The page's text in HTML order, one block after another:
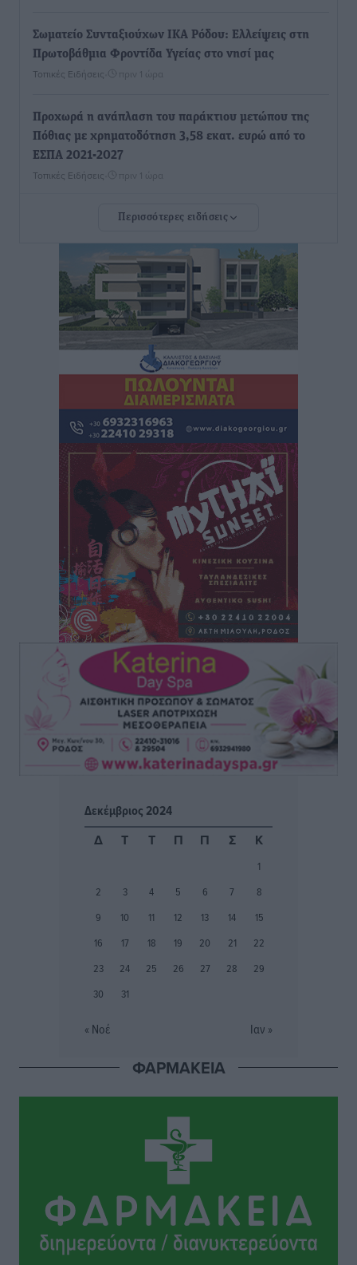
Σωματείο Συνταξιούχων ΙΚΑ Ρόδου: Ελλείψεις στη
Πρωτοβάθμια Φροντίδα Υγείας στο νησί μας
Τοπικές Ειδήσεις πριν 1 ώρα
Προχωρά η ανάπλαση του παράκτιου μετώπου της
Πόθιας με χρηματοδότηση 3,58 εκατ. ευρώ από το
ΕΣΠΑ 2021-2027
Τοπικές Ειδήσεις πριν 1 ώρα
Την Παρασκευή 21 Αυγούστου η τελετή εγκαινίων
Γενναδίου παρουσία του Άδωνι Γεωργιάδη
Τοπικές Ειδήσεις• πριν 2 ώρες
Στη Λέρο ο πρόεδρος του ΠΑΣΟΚ Νίκος Ανδρουλάκης
πριν 2 ώρες
Στα 2-2,35 GW ο στόχος για τα πρώτα υπεράκτια
αιολικά πάρκα που θα λειτουργήσουν στη χώρα μας
• πριν 3 ώρες
Η Ελλάδα κρατά το τουριστικό momentum, παρά τις
γεωπολιτικές αναταράξεις
πριν 3 ώρες
Σε κόκκινο συναγερμό επτά Περιφέρειες – Οι οδηγίες
της Πολιτικής Προστασίας και ο Χάρτης Πρόβλεψης
Πυρκαγιάς
Ειδήσεις• πριν 4 ώρες
ΑΑΔΕ: Αυξάνονται οι «καρφωτές» για φοροδιαφυγή
– Στο μικροσκόπιο τουριστικοί προορισμοί, ταμειακές
και συναλλαγές POS
πριν 4 ώρες
Δημόσιο: Το νέο καθεστώς επιλογής προϊσταμένων, τι
προβλέπει το νομοσχέδιο του Υπ. Εσωτερικών
Ποιες κατηγορίες καταστημάτων συγκεντρώνουν τη
Αστυπάλαια: Το φως που μένει αναμμένο στο κάστρο
τροχόσπιτα
Έφυγε από τη ζωή ο επί σειρά ετών εφημέριος στον
Καψάλης
πριν 21 ώρες
Αποκαλυπτήρια για την «Ατζέντα 2030» από το βήμα
Ειδήσεις• πριν 23 ώρες
Από την παράδοση της Ρόδου στα ερευνητικά
Περισσότερες ειδήσεις
Δεκέμβριος 2024
Δ
Τ Τ Π Π Σ Κ
1
2
3 4 5 6 7
8
9
10 11 12 13 14
15
16
17 18 19 20 21
22
23
24 25 26 27 28
29
30
31
« Νοέ Ιαν »
ΦΑΡΜΑΚΕΙΑ